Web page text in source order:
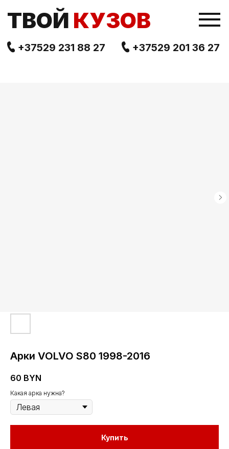
TВОЙ КУЗОВ
Арки VOLVO S80 1998-2016
60 BYN
Какая арка нужна?
Купить